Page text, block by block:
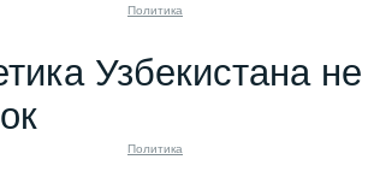
Политика
Узбекистана
Политика